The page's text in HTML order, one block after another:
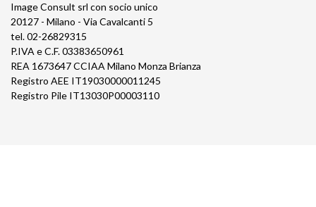
Image Consult srl con socio unico
20127 - Milano - Via Cavalcanti 5
tel. 02-26829315
P.IVA e C.F. 03383650961
REA 1673647 CCIAA Milano Monza Brianza
Registro AEE IT19030000011245
Registro Pile IT13030P00003110